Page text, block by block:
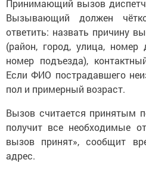
Принимающий вызов
Вызывающий должен
ответить: назвать причину
(район, город, улица,
номер подъезда),
Если ФИО пострадавшего
пол и примерный возраст.
Вызов считается принятым
получит все необходимые
вызов принят», сообщит
адрес.